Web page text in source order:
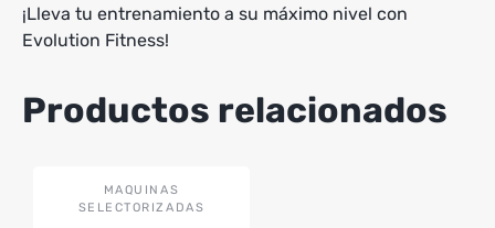
¡Lleva tu entrenamiento a su máximo nivel con
Evolution Fitness!
Productos relacionados
MAQUINAS
SELECTORIZADAS